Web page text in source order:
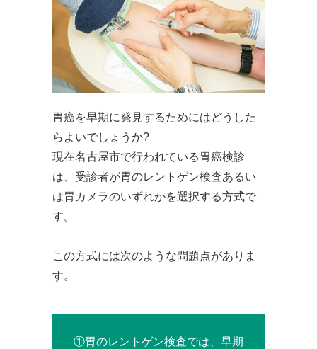
胃癌を早期に発見するためにはどうした
らよいでしょうか?
現在名古屋市で行われている胃癌検診
は、受診者が胃のレントゲン検査あるい
は胃カメラのいずれかを選択する方式で
す。
この方式には次のような問題点がありま
す。
①胃のレントゲン検査では、早期